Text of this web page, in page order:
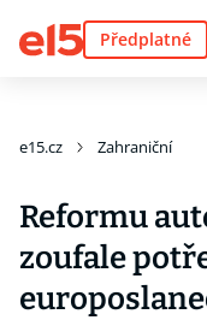
Předplatné
e15.cz Zahraniční
Reformu
zoufale